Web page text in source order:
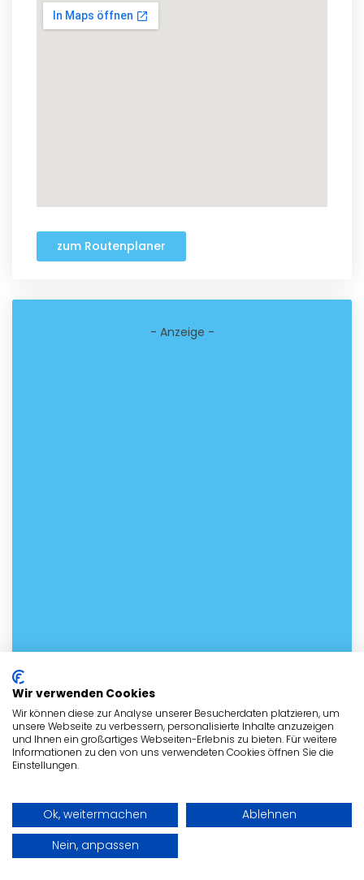
zum Routenplaner
- Anzeige -
Kontakt mit dem Tierheim in
Regen aufnehmen
Nehme noch heute Kontakt mit dem
Tierheim in Regenauf! Fülle bitte dazu
Wir verwenden Cookies
Wir können diese zur Analyse unserer Besucherdaten platzieren, um
unsere Webseite zu verbessern, personalisierte Inhalte anzuzeigen
und Ihnen ein großartiges Webseiten-Erlebnis zu bieten. Für weitere
Informationen zu den von uns verwendeten Cookies öffnen Sie die
Einstellungen.
Ok, weitermachen
Ablehnen
Nein, anpassen